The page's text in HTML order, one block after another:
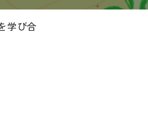
学び合